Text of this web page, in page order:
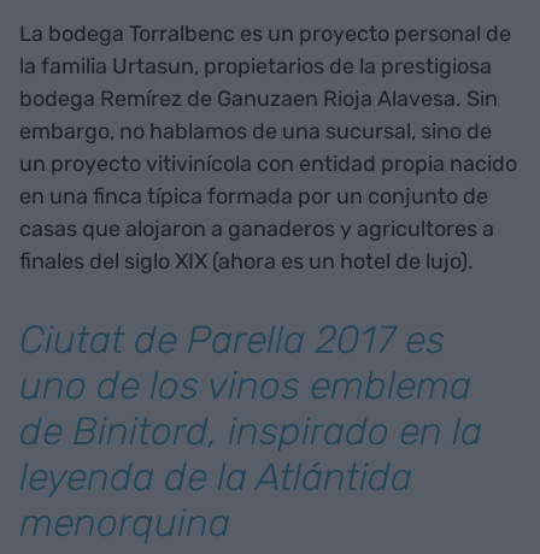
La bodega Torralbenc es un proyecto personal de
la familia Urtasun, propietarios de la prestigiosa
bodega Remírez de Ganuzaen Rioja Alavesa. Sin
embargo, no hablamos de una sucursal, sino de
un proyecto vitivinícola con entidad propia nacido
en una finca típica formada por un conjunto de
casas que alojaron a ganaderos y agricultores a
finales del siglo XIX (ahora es un hotel de lujo).
Ciutat de Parella 2017 es
uno de los vinos emblema
de Binitord, inspirado en la
leyenda de la Atlántida
menorquina